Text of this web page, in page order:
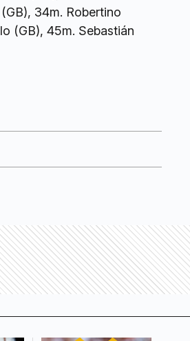
34m. Robertino
(GB), 45m. Sebastián